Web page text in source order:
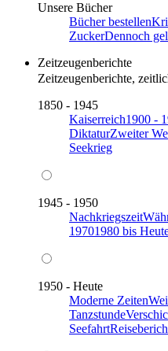
Unsere Bücher
Bücher bestellen
ZuckerDennoch
Zeitzeugenberichte
Zeitzeugenberichte,
1850 - 1945
Kaiserreich1900 -
DiktaturZweiter
Seekrieg
1945 - 1950
Nachkriegszeit
19701980 bis
1950 - Heute
Moderne Zeiten
Tanzstunde
Seefahrt